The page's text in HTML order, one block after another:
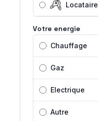
Locataire
Votre energie
Chauffage
Gaz
Electrique
Autre